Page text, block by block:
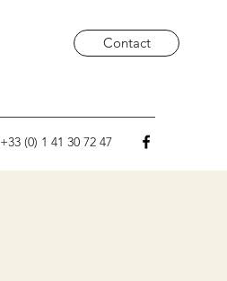
+33 (0) 1 41 30 72 47
Contact